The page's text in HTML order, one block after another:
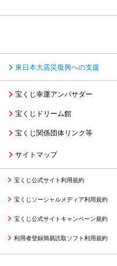
東日本大震災復興への支援
宝くじ幸運アンバサダー
宝くじドリーム館
宝くじ関係団体リンク等
サイトマップ
宝くじ公式サイト利用規約
宝くじソーシャルメディア利用規約
宝くじ公式サイトキャンペーン規約
利用者登録簡易読取ソフト利用規約